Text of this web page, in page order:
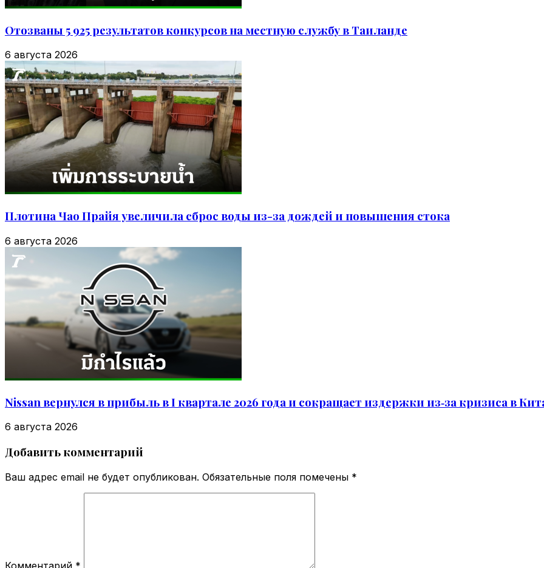
Отозваны 5 925 результатов конкурсов на местную службу в Таиланде
6 августа 2026
Плотина Чао Прайя увеличила сброс воды из-за дождей и повышения стока
6 августа 2026
Nissan вернулся в прибыль в I квартале 2026 года и сокращает издержки из‑за кризиса в
6 августа 2026
Добавить комментарий
Ваш адрес email не будет опубликован. Обязательные поля помечены *
Комментарий *